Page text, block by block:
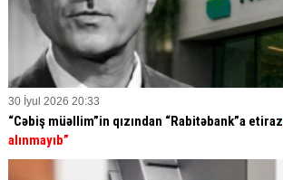
30 İyul 2026 20:33
“Cəbiş müəllim”in qızından “Rabitəbank”a etiraz
alınmayıb”